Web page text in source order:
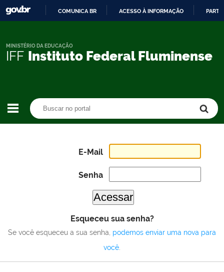
CONTEÚDO
COMUNICA BR ACESSO À INFORMAÇÃO
IFF Instituto Federal Fluminense
MINISTÉRIO DA EDUCAÇÃO
E-Mail
Senha
Esqueceu sua senha?
Se você esqueceu a sua senha, podemos enviar uma nova para
você